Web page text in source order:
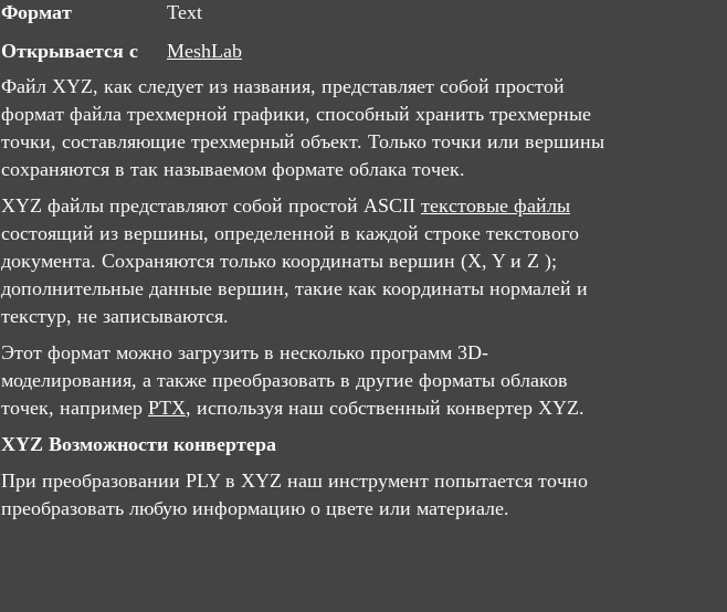
Формат
Text
Открывается с
MeshLab
Файл XYZ, как следует из названия, представляет собой простой
формат файла трехмерной графики, способный хранить трехмерные
точки, составляющие трехмерный объект. Только точки или вершины
сохраняются в так называемом формате облака точек.
XYZ файлы представляют собой простой ASCII текстовые файлы
состоящий из вершины, определенной в каждой строке текстового
документа. Сохраняются только координаты вершин (X, Y и Z );
дополнительные данные вершин, такие как координаты нормалей и
текстур, не записываются.
Этот формат можно загрузить в несколько программ 3D-
моделирования, а также преобразовать в другие форматы облаков
точек, например PTX, используя наш собственный конвертер XYZ.
XYZ Возможности конвертера
При преобразовании PLY в XYZ наш инструмент попытается точно
преобразовать любую информацию о цвете или материале.